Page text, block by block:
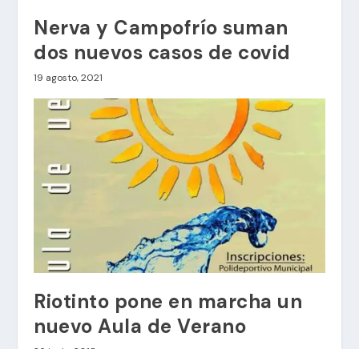
Nerva y Campofrío suman
dos nuevos casos de covid
19 agosto, 2021
Riotinto pone en marcha un
nuevo Aula de Verano